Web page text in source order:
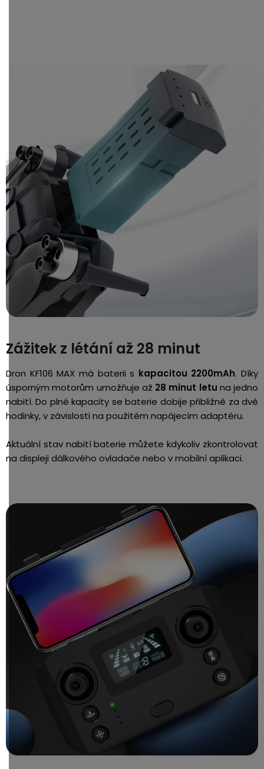
Zážitek z létání až 28 minut
Dron KF106 MAX má baterii s kapacitou 2200mAh. Díky
úsporným motorům umožňuje až 28 minut letu na jedno
nabití. Do plné kapacity se baterie dobije přibližně za dvě
hodinky, v závislosti na použitém napájecím adaptéru.
Aktuální stav nabití baterie můžete kdykoliv zkontrolovat
na displeji dálkového ovladače nebo v mobilní aplikaci.